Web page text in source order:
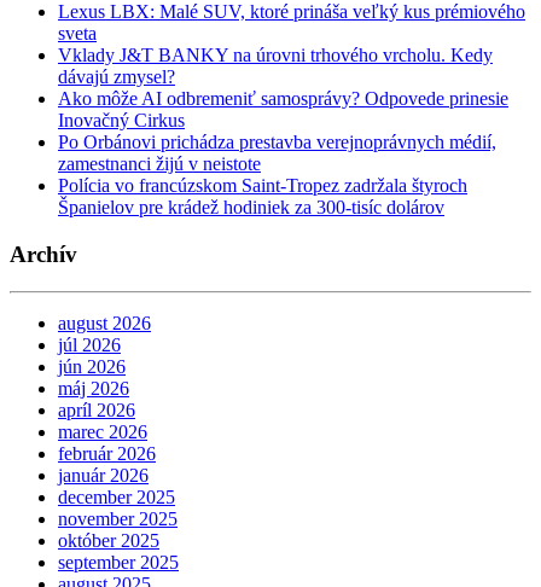
Lexus LBX: Malé SUV, ktoré prináša veľký kus prémiového
sveta
Vklady J&T BANKY na úrovni trhového vrcholu. Kedy
dávajú zmysel?
Ako môže AI odbremeniť samosprávy? Odpovede prinesie
Inovačný Cirkus
Po Orbánovi prichádza prestavba verejnoprávnych médií,
zamestnanci žijú v neistote
Polícia vo francúzskom Saint-Tropez zadržala štyroch
Španielov pre krádež hodiniek za 300-tisíc dolárov
Archív
august 2026
júl 2026
jún 2026
máj 2026
apríl 2026
marec 2026
február 2026
január 2026
december 2025
november 2025
október 2025
september 2025